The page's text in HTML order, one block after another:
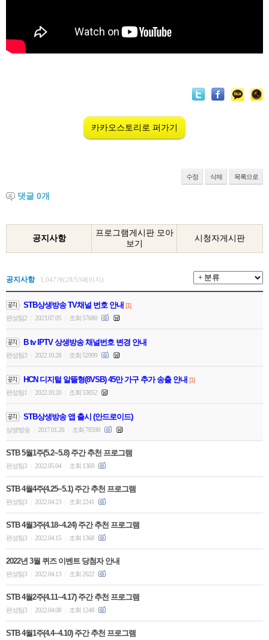
카카오스토리로 퍼가기
수정 삭제 목록으로
댓글 0개
공지사항
프로그램게시판 모아
보기
시청자게시판
공지사항 1,047개(28/53페이지)
STB상생방송 TV채널 번호 안내 [1]
편성팀2
2023.07.05 조회 57680
B tv IPTV 상생방송 채널번호 변경 안내
편성팀3 2022.10.28 조회 52999
HCN 디지털 알뜰형(8VSB) 45만 가구 추가 송출 안내 [1]
편성팀1
2022.10.20 조회 53052
STB상생방송 앱 출시 (안드로이드)
상생방송 2017.01.26 조회 78590
STB 5월1주(5.2~5.8) 주간 추천 프로그램
편성팀3 2022.05.04 조회 1369
STB 4월4주(4.25~5.1) 주간 추천 프로그램
편성팀3 2022.04.23 조회 2241
STB 4월3주(4.18~4.24) 주간 추천 프로그램
편성팀3 2022.04.15 조회 1368
2022년 3월 퀴즈 이벤트 당첨자 안내
편성팀3 2022.04.13 조회 2622
STB 4월2주(4.11~4.17) 주간 추천 프로그램
편성팀3 2022.04.08 조회 1248
STB 4월1주(4.4~4.10) 주간 추천 프로그램